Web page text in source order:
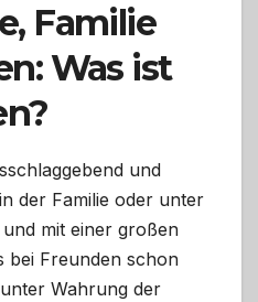
Familie
Was ist
und
der Familie oder unter
mit einer großen
bei Freunden schon
Wahrung der